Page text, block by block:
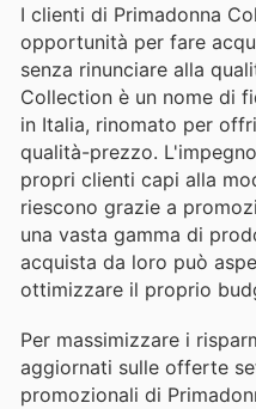
I clienti di Primadonna
opportunità per fare
senza rinunciare alla
Collection è un nome di
in Italia, rinomato per
qualità-prezzo.
propri clienti capi alla
riescono grazie a
una vasta gamma di
acquista da loro può
ottimizzare il proprio
Per massimizzare i
aggiornati sulle offerte
promozionali di